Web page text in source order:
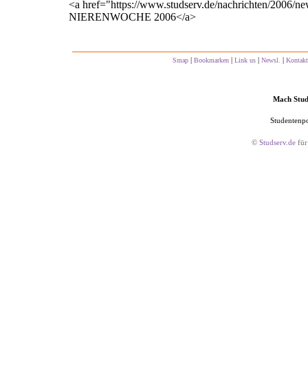
<a href="https://www.studserv.de/nachrichten/2006/
NIERENWOCHE 2006</a>
Smap | Bookmarken | Link us | Newsl. | Kontakt
Mach
© Studserv.de für